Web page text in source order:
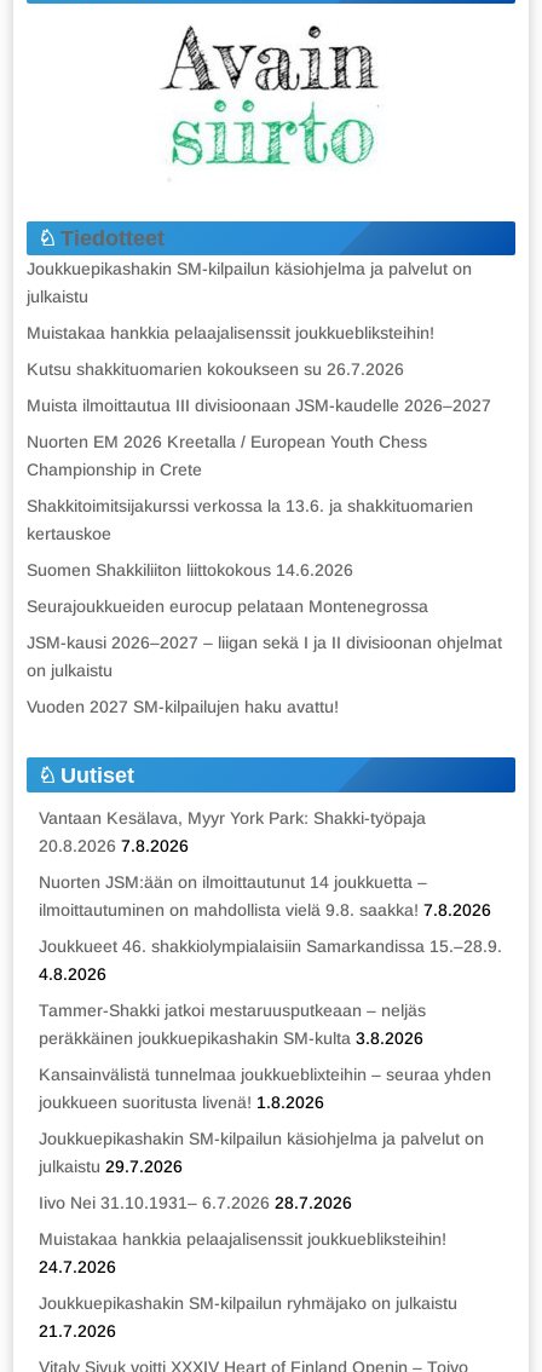
Tiedotteet
Joukkuepikashakin SM-kilpailun käsiohjelma ja palvelut on
julkaistu
Muistakaa hankkia pelaajalisenssit joukkuebliksteihin!
Kutsu shakkituomarien kokoukseen su 26.7.2026
Muista ilmoittautua III divisioonaan JSM-kaudelle 2026–2027
Nuorten EM 2026 Kreetalla / European Youth Chess
Championship in Crete
Shakkitoimitsijakurssi verkossa la 13.6. ja shakkituomarien
kertauskoe
Suomen Shakkiliiton liittokokous 14.6.2026
Seurajoukkueiden eurocup pelataan Montenegrossa
JSM-kausi 2026–2027 – liigan sekä I ja II divisioonan ohjelmat
on julkaistu
Vuoden 2027 SM-kilpailujen haku avattu!
Uutiset
Vantaan Kesälava, Myyr York Park: Shakki-työpaja
20.8.2026 7.8.2026
Nuorten JSM:ään on ilmoittautunut 14 joukkuetta –
ilmoittautuminen on mahdollista vielä 9.8. saakka! 7.8.2026
Joukkueet 46. shakkiolympialaisiin Samarkandissa 15.–28.9.
4.8.2026
Tammer-Shakki jatkoi mestaruusputkeaan – neljäs
peräkkäinen joukkuepikashakin SM-kulta 3.8.2026
Kansainvälistä tunnelmaa joukkueblixteihin – seuraa yhden
joukkueen suoritusta livenä! 1.8.2026
Joukkuepikashakin SM-kilpailun käsiohjelma ja palvelut on
julkaistu 29.7.2026
Iivo Nei 31.10.1931– 6.7.2026 28.7.2026
Muistakaa hankkia pelaajalisenssit joukkuebliksteihin!
24.7.2026
Joukkuepikashakin SM-kilpailun ryhmäjako on julkaistu
21.7.2026
Vitaly Sivuk voitti XXXIV Heart of Finland Openin – Toivo